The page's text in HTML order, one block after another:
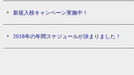
新規入校キャンペーン実施中！
2018年の年間スケジュールが決まりました！